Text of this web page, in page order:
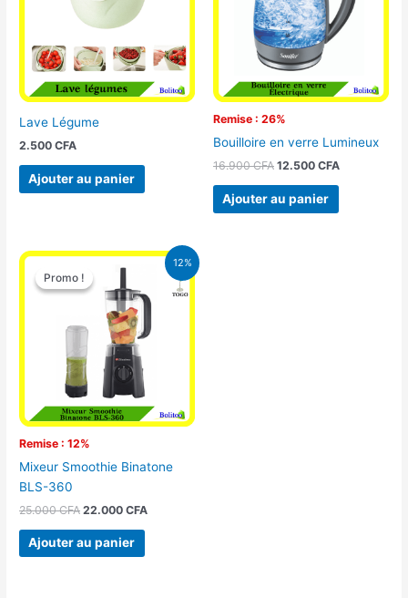
Lave Légume
2.500CFA
Ajouter au panier
Remise : 26%
Bouilloire en verre Lumineux
16.900CFA 12.500 CFA
Ajouter au panier
12%
Promo !
Remise : 12%
Promo !
Mixeur Smoothie Binatone
BLS-360
25.000CFA
Le
prix
initial
était :
25.000 CFA.
22.000CFA
Le
prix
actuel
est :
Ajouter au panier